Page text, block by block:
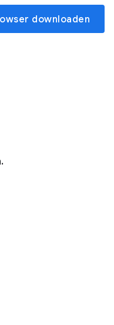
downloaden